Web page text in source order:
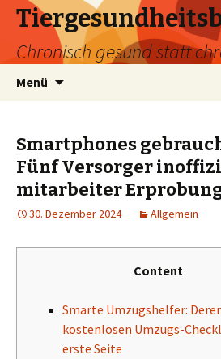
Chronisch gesund statt
Menü
Smartphones
Fünf Versorger
mitarbeiter
30. Dezember 2024 Allgemein
Content
Smarte Umzugshelfer:
kostenlosen Umzugs-
erste Seite